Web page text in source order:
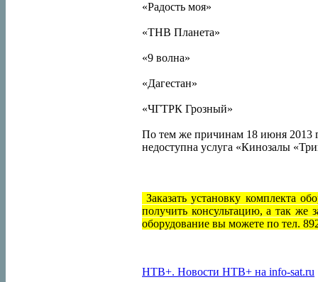
«Радость моя»
«ТНВ Планета»
«9 волна»
«Дагестан»
«ЧГТРК Грозный»
По тем же причинам 18 июня 2013
недоступна услуга «Кинозалы
Заказать установку комплекта
получить консультацию, а так же
оборудование вы можете по тел.
НТВ+. Новости НТВ+ на info-sat.ru